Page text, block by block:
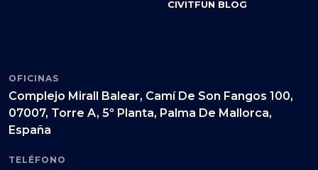
CIVITFUN BLOG
OFICINAS
Complejo Mirall Balear, Camí De Son Fangos 100,
07007, Torre A, 5º Planta, Palma De Mallorca,
España
TELÉFONO